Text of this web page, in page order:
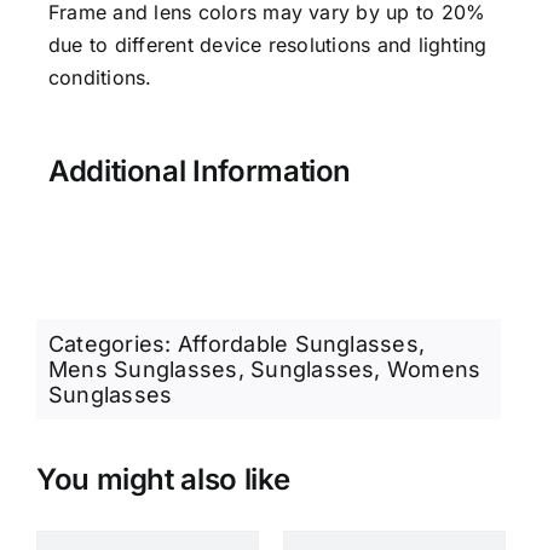
Frame and lens colors may vary by up to 20%
due to different device resolutions and lighting
conditions.
Additional Information
Categories: Affordable Sunglasses,
Mens Sunglasses, Sunglasses, Womens
Sunglasses
You might also like